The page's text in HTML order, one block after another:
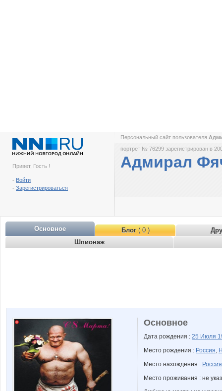
Привет, Гость !
- Войти
- Зарегистрироваться
Персональный сайт пользователя
портрет № 76299 зарегистрирован в
Адмирал
Основное Блог( 0 )
Шпионаж
Основное
Дата рождения : 25 Июля
Место рождения : Россия,
Место нахождения : Россия
Место проживания : не